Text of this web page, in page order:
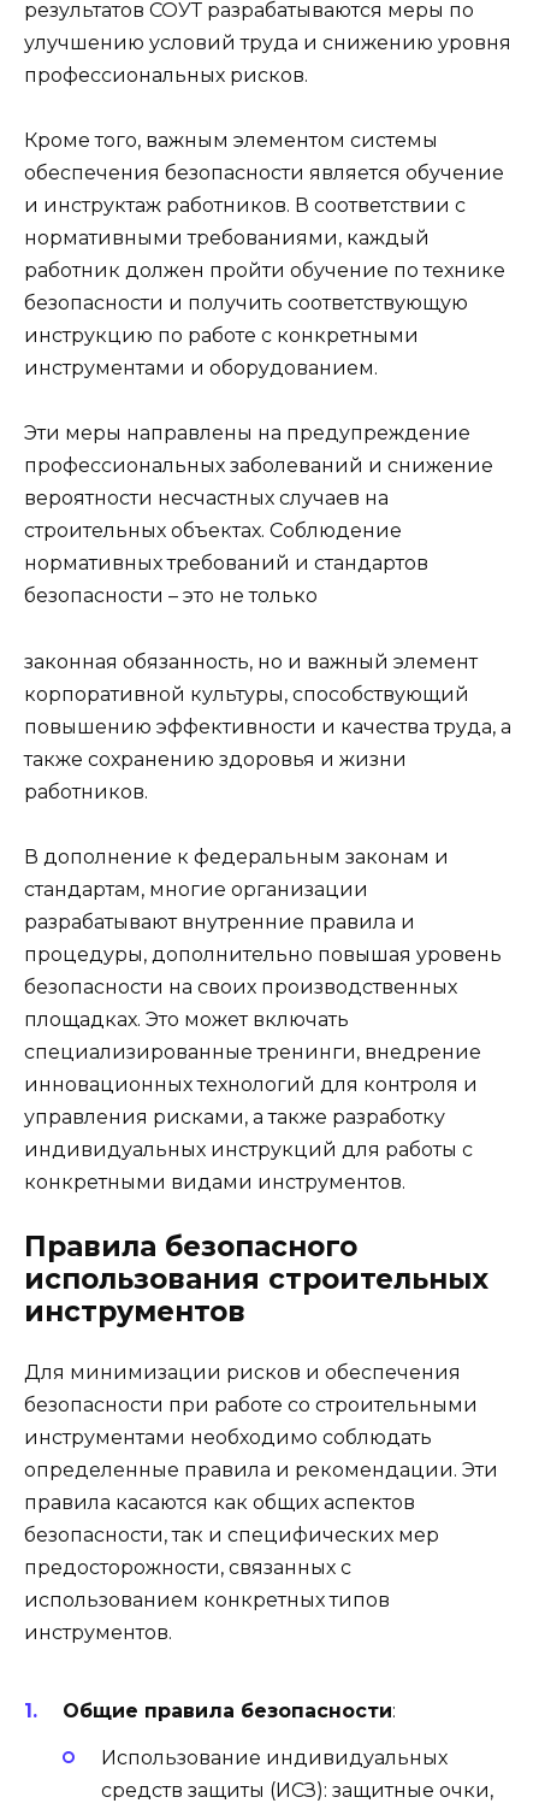
результатов СОУТ разрабатываются меры по
улучшению условий труда и снижению уровня
профессиональных рисков.
Кроме того, важным элементом системы
обеспечения безопасности является обучение
и инструктаж работников. В соответствии с
нормативными требованиями, каждый
работник должен пройти обучение по технике
безопасности и получить соответствующую
инструкцию по работе с конкретными
инструментами и оборудованием.
Эти меры направлены на предупреждение
профессиональных заболеваний и снижение
вероятности несчастных случаев на
строительных объектах. Соблюдение
нормативных требований и стандартов
безопасности – это не только
законная обязанность, но и важный элемент
корпоративной культуры, способствующий
повышению эффективности и качества труда, а
также сохранению здоровья и жизни
работников.
В дополнение к федеральным законам и
стандартам, многие организации
разрабатывают внутренние правила и
процедуры, дополнительно повышая уровень
безопасности на своих производственных
площадках. Это может включать
специализированные тренинги, внедрение
инновационных технологий для контроля и
управления рисками, а также разработку
индивидуальных инструкций для работы с
конкретными видами инструментов.
Правила безопасного
использования строительных
инструментов
Для минимизации рисков и обеспечения
безопасности при работе со строительными
инструментами необходимо соблюдать
определенные правила и рекомендации. Эти
правила касаются как общих аспектов
безопасности, так и специфических мер
предосторожности, связанных с
использованием конкретных типов
инструментов.
Общие правила безопасности:
Использование индивидуальных
средств защиты (ИСЗ): защитные очки,